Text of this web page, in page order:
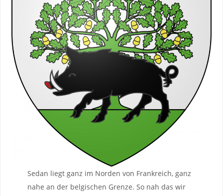
Sedan liegt ganz im Norden von Frankreich, ganz
nahe an der belgischen Grenze. So nah das wir